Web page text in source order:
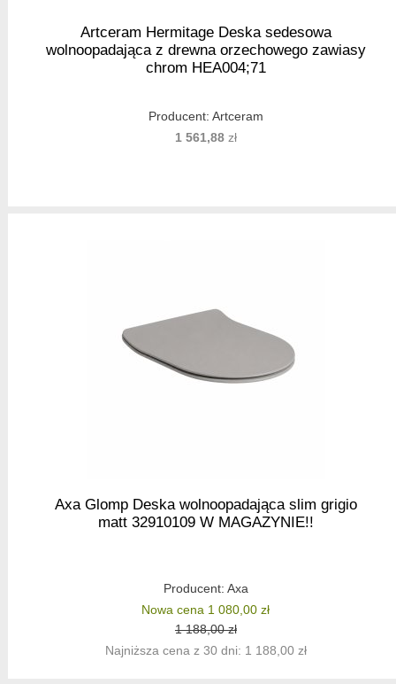
Artceram Hermitage Deska sedesowa
wolnoopadająca z drewna orzechowego zawiasy
chrom HEA004;71
Producent: Artceram
1 561,88zł
Axa Glomp Deska wolnoopadająca slim grigio
matt 32910109 W MAGAZYNIE!!
Producent: Axa
Nowa cena 1 080,00 zł
1 188,00 zł
Najniższa cena z 30 dni: 1 188,00 zł